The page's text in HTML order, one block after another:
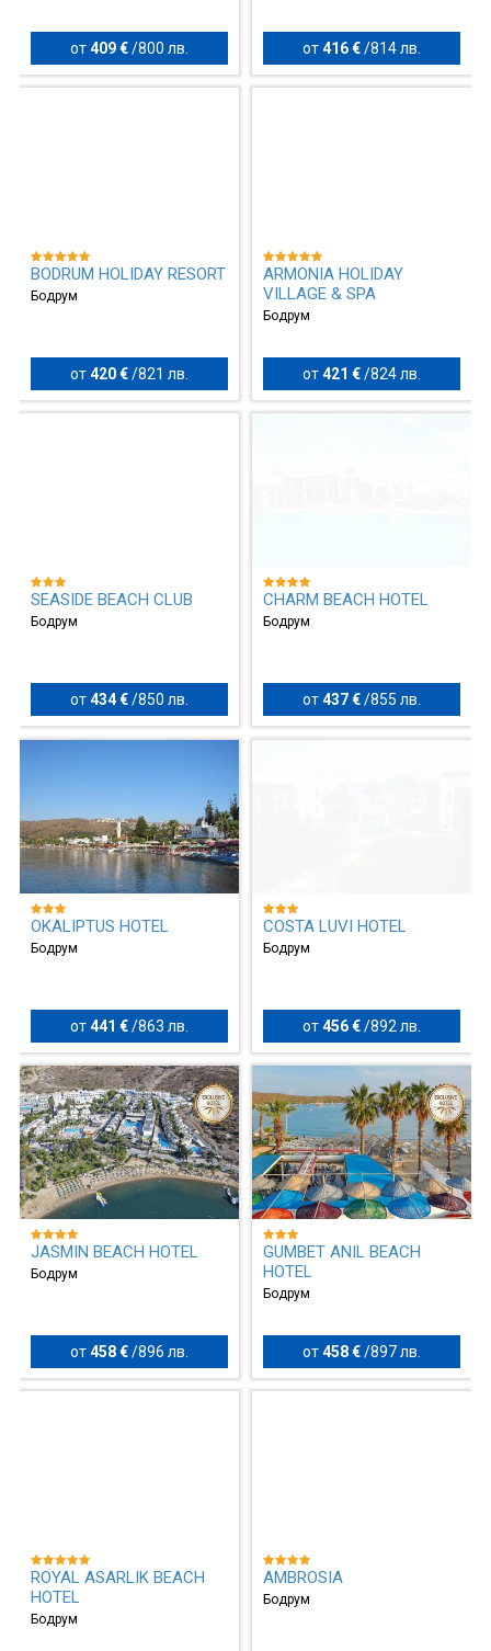
от409 € /800 лв. от416 €/814 лв.
BODRUM HOLIDAY RESORT
Бодрум
от420 € /821 лв.
ARMONIA HOLIDAY
VILLAGE & SPA
Бодрум
от421 €/824 лв.
SEASIDE BEACH CLUB
Бодрум
от434 € /850 лв.
CHARM BEACH HOTEL
Бодрум
от437 €/855 лв.
OKALIPTUS HOTEL
Бодрум
от441 € /863 лв.
COSTA LUVI HOTEL
Бодрум
от456 €/892 лв.
JASMIN BEACH HOTEL
Бодрум
от458 € /896 лв.
GUMBET ANIL BEACH
HOTEL
Бодрум
от458 €/897 лв.
ROYAL ASARLIK BEACH
HOTEL
Бодрум
AMBROSIA
Бодрум